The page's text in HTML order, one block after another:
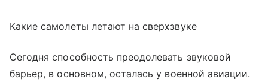
Какие самолеты летают на сверхзвуке
Сегодня способность преодолевать звуковой
барьер, в основном, осталась у военной авиации.